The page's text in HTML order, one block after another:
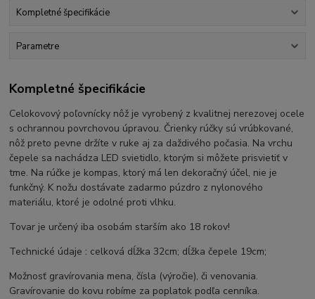
Kompletné špecifikácie
Parametre
Kompletné špecifikácie
Celokovový poľovnícky nôž je vyrobený z kvalitnej nerezovej ocele
s ochrannou povrchovou úpravou. Črienky rúčky sú vrúbkované,
nôž preto pevne držíte v ruke aj za daždivého počasia. Na vrchu
čepele sa nachádza LED svietidlo, ktorým si môžete prisvietiť v
tme. Na rúčke je kompas, ktorý má len dekoračný účel, nie je
funkčný. K nožu dostávate zadarmo púzdro z nylonového
materiálu, ktoré je odolné proti vlhku.
Tovar je určený iba osobám starším ako 18 rokov!
Technické údaje : celková dĺžka 32cm; dĺžka čepele 19cm;
Možnosť gravírovania mena, čísla (výročie), či venovania.
Gravírovanie do kovu robíme za poplatok podľa cenníka.